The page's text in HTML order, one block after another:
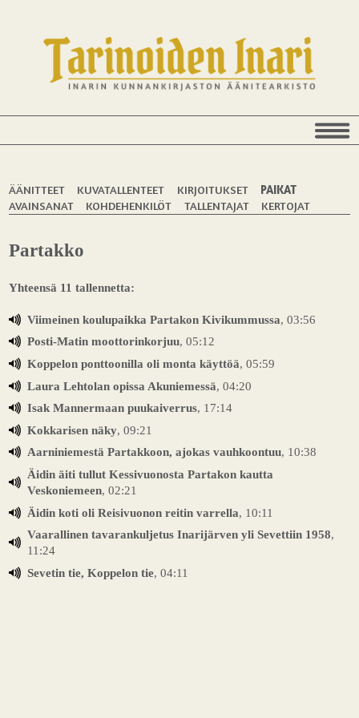
ÄÄNITTEET KUVATALLENTEET KIRJOITUKSET
PAIKAT
AVAINSANAT
KOHDEHENKILÖT TALLENTAJAT KERTOJAT
Partakko
Yhteensä 11 tallennetta:
Viimeinen koulupaikka Partakon Kivikummussa, 03:56
Posti-Matin moottorinkorjuu, 05:12
Koppelon ponttoonilla oli monta käyttöä, 05:59
Laura Lehtolan opissa Akuniemessä, 04:20
Isak Mannermaan puukaiverrus, 17:14
Kokkarisen näky, 09:21
Aarniniemestä Partakkoon, ajokas vauhkoontuu, 10:38
Äidin äiti tullut Kessivuonosta Partakon kautta
Veskoniemeen, 02:21
Äidin koti oli Reisivuonon reitin varrella, 10:11
Vaarallinen tavarankuljetus Inarijärven yli Sevettiin 1958,
11:24
Sevetin tie, Koppelon tie, 04:11